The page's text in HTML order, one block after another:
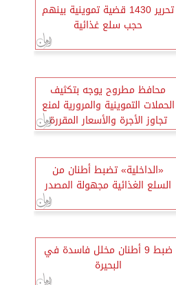
تحرير 1430 قضية تموينية بينهم
حجب سلع غذائية
محافظ مطروح يوجه بتكثيف
الحملات التموينية والمرورية لمنع
تجاوز الأجرة والأسعار المقررة
«الداخلية» تضبط أطنان من
السلع الغذائية مجهولة المصدر
ضبط 9 أطنان مخلل فاسدة في
البحيرة